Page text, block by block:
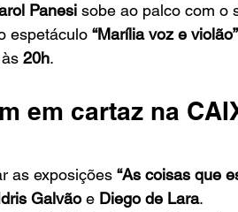
Panesi sobe ao palco com o
espetáculo “Marília voz e violão”
20h.
em cartaz na
as exposições “As coisas que
Galvão e Diego de Lara.